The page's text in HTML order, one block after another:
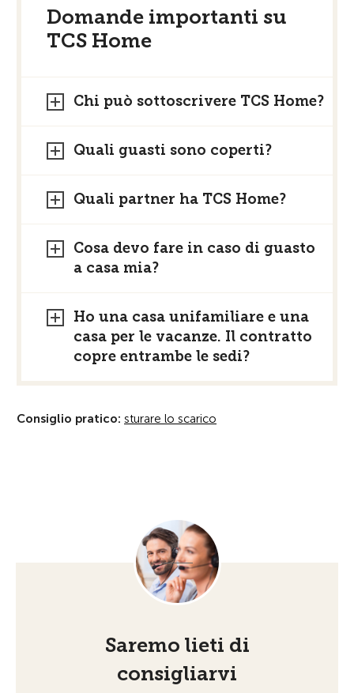
Domande importanti su
TCS Home
Chi può sottoscrivere TCS Home?
Quali guasti sono coperti?
Quali partner ha TCS Home?
Cosa devo fare in caso di guasto
a casa mia?
Ho una casa unifamiliare e una
casa per le vacanze. Il contratto
copre entrambe le sedi?
Consiglio pratico: sturare lo scarico
Saremo lieti di
consigliarvi